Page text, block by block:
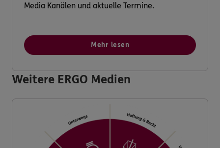
Media Kanälen und aktuelle Termine.
Mehr lesen
Weitere ERGO Medien